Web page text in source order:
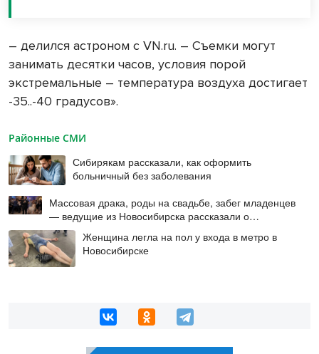
– делился астроном с VN.ru. – Съемки могут
занимать десятки часов, условия порой
экстремальные – температура воздуха достигает
-35..-40 градусов».
Районные СМИ
Сибирякам рассказали, как оформить
больничный без заболевания
Массовая драка, роды на свадьбе, забег младенцев
— ведущие из Новосибирска рассказали о
происшествиях на мероприятиях
Женщина легла на пол у входа в метро в
Новосибирске